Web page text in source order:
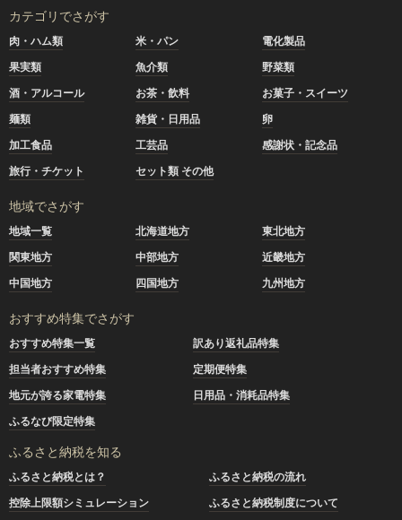
カテゴリでさがす
肉・ハム類 米・パン
電化製品
果実類
魚介類
野菜類
酒・アルコール
お茶・飲料
お菓子・スイーツ
麺類
雑貨・日用品
卵
加工食品
工芸品
感謝状・記念品
旅行・チケット
セット類 その他
地域でさがす
地域一覧 北海道地方
東北地方
関東地方
中部地方
近畿地方
中国地方
四国地方 九州地方
おすすめ特集でさがす
おすすめ特集一覧
訳あり返礼品特集
担当者おすすめ特集
定期便特集
地元が誇る家電特集
日用品・消耗品特集
ふるなび限定特集
ふるさと納税を知る
ふるさと納税とは？
ふるさと納税の流れ
控除上限額シミュレーション
ふるさと納税制度について